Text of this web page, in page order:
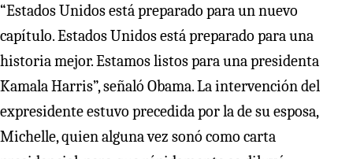
“Estados Unidos está preparado para un nuevo
capítulo. Estados Unidos está preparado para una
historia mejor. Estamos listos para una presidenta
Kamala Harris”, señaló Obama. La intervención del
expresidente estuvo precedida por la de su esposa,
Michelle, quien alguna vez sonó como carta